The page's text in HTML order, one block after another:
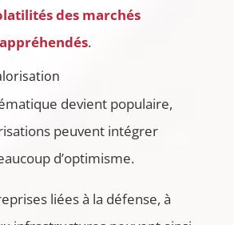
des marchés
.
devient populaire,
peuvent intégrer
d’optimisme.
liées à la défense, à